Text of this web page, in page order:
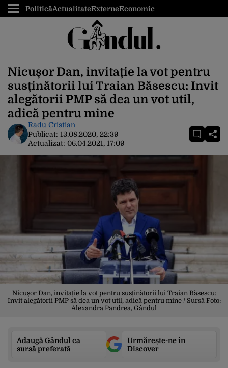
PoliticăActualitateExterneEconomic
Nicușor Dan, invitație la vot pentru
susținătorii lui Traian Băsescu: Invit
alegătorii PMP să dea un vot util,
adică pentru mine
Radu Cristian
Publicat: 13.08.2020, 22:39
Actualizat: 06.04.2021, 17:09
Nicușor Dan, invitație la vot pentru susținătorii lui Traian Băsescu:
Invit alegătorii PMP să dea un vot util, adică pentru mine / Sursă Foto:
Alexandra Pandrea, Gândul
Adaugă Gândul ca
sursă preferată
Urmărește-ne în
Discover